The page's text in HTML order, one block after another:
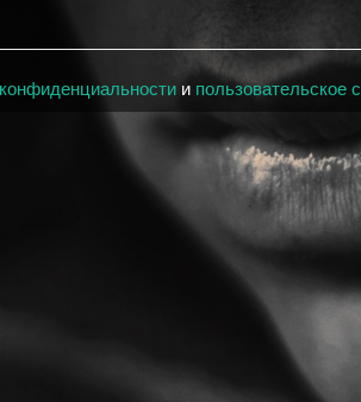
и пользовательское